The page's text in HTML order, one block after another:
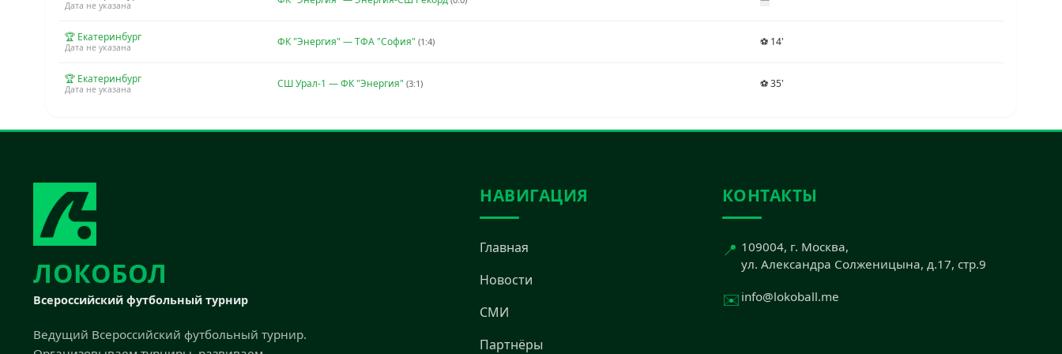
Дата не указана
🏆 Екатеринбург
Дата не указана ФК "Энергия" — ТФА "София" (1:4) ⚽ 14'
🏆 Екатеринбург
Дата не указана СШ Урал-1 — ФК "Энергия" (3:1) ⚽ 35'
ЛОКОБОЛ
Всероссийский футбольный турнир
Ведущий Всероссийский футбольный турнир.
НАВИГАЦИЯ
Главная
Новости
СМИ
Партнёры
КОНТАКТЫ
📍 109004, г. Москва,
ул. Александра Солженицына, д.17, стр.9
✉️ info@lokoball.me